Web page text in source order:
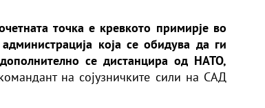
точка е кревкото примирје во
која се обидува да ги
се дистанцира од НАТО,
на сојузничките сили на САД